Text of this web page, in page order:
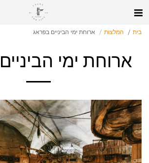
בית המלצות ארוחת ימי הביניים בפראג
ארוחת ימי